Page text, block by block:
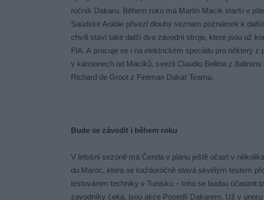
ročník Dakaru. Během roku má Martin Macík starší v
Saúdské Arábie přivezl dlouhý seznam poznámek k
chvíli staví také další dva závodní stroje, které jsou už
FIA. A pracuje se i na elektrickém speciálu pro některý
v kamionech od Macíků, svezli Claudio Bellina z
Richard de Groot z Fireman Dakar Teamu.
Bude se závodit i během roku
V letošní sezóně má Čenda v plánu ještě účast v
du Maroc, která se každoročně stává skvělým testem
testováním techniky v Tunisku – toho se budou účastnit
závodníky čeká, jsou akce Posedlí Dakarem. Už v